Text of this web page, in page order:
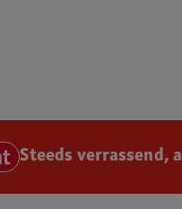
Steeds verrassend,